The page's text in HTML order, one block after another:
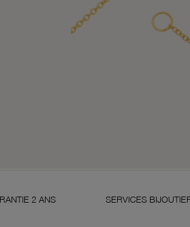
SERVICES BIJOUTIERS ET